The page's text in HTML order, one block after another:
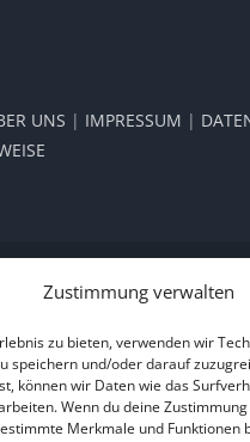
Zustimmung verwalten
zu bieten, verwenden wir
speichern und/oder darauf
können wir Daten wie das
Wenn du deine
Merkmale und Funktionen
UNS | IMPRESSUM |